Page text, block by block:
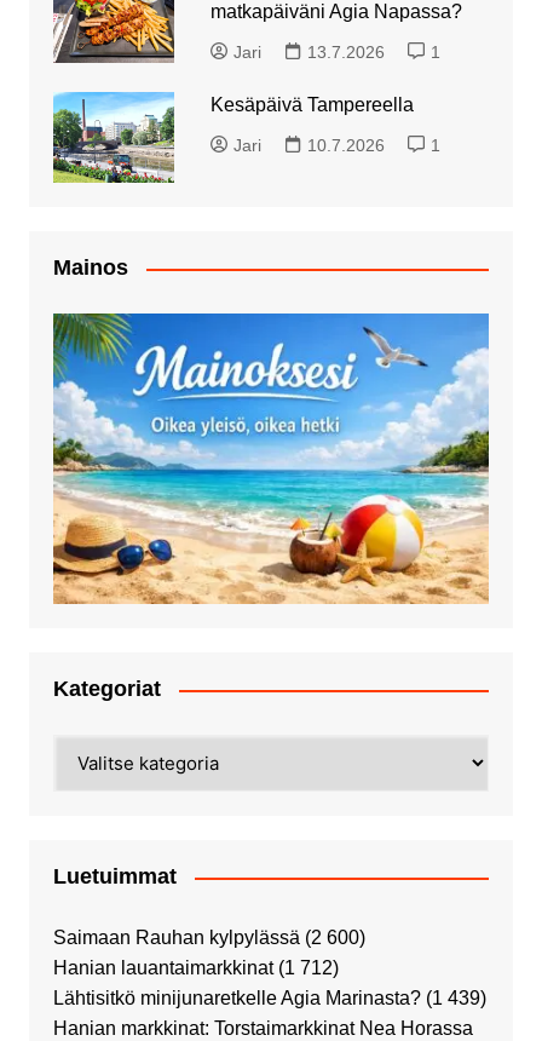
matkapäiväni Agia Napassa?
Jari 13.7.2026 1
Kesäpäivä Tampereella
Jari 10.7.2026 1
Mainos
Kategoriat
Luetuimmat
Saimaan Rauhan kylpylässä (2 600)
Hanian lauantaimarkkinat (1 712)
Lähtisitkö minijunaretkelle Agia Marinasta? (1 439)
Hanian markkinat: Torstaimarkkinat Nea Horassa